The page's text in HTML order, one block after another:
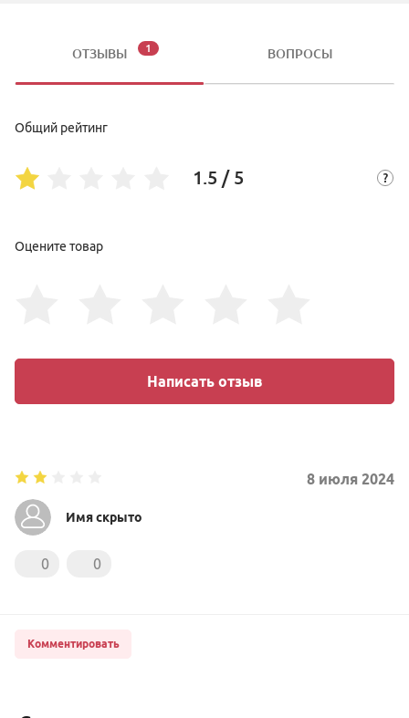
ОТЗЫВЫ 1 ВОПРОСЫ
Имя скрыто
8 июля 2024
0 0
Комментировать
Общий рейтинг
1.5 / 5
Оцените товар
Написать отзыв